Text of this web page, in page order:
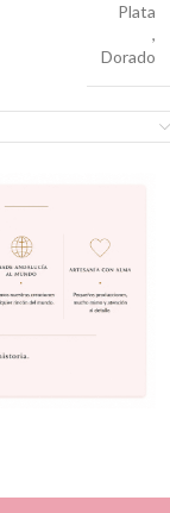
Plata
,
Dorado